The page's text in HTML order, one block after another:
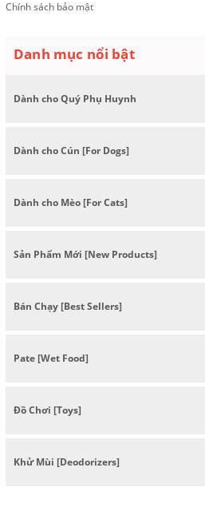
Chính sách bảo mật
Danh mục nổi bật
Dành cho Quý Phụ Huynh
Dành cho Cún [For Dogs]
Dành cho Mèo [For Cats]
Sản Phẩm Mới [New Products]
Bán Chạy [Best Sellers]
Pate [Wet Food]
Đồ Chơi [Toys]
Khử Mùi [Deodorizers]